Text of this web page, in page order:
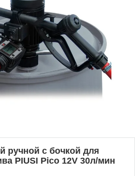
ручной с бочкой для
PIUSI Pico 12V 30л/мин